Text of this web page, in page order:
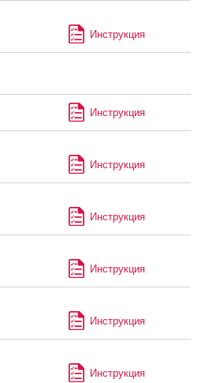
Инструкция
Инструкция
Инструкция
Инструкция
Инструкция
Инструкция
Инструкция